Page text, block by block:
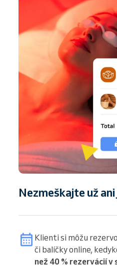
Nezmeškajte už
Klienti si môžu
či balíčky online,
než 40 % rezervácií v